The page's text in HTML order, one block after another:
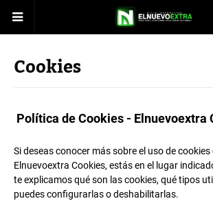
Cookies
Política de Cookies - Elnuevoextra
Si deseas conocer más sobre el uso de
Elnuevoextra Cookies, estás en el lugar
te explicamos qué son las cookies, qué tipos
puedes configurarlas o deshabilitarlas.